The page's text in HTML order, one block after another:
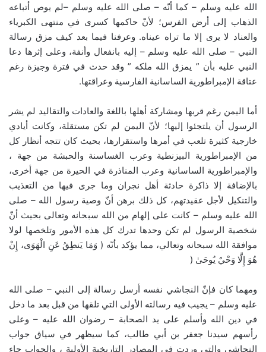
الله عليه وسلم – كما أنّه – صلى الله عليه وسلم –لم يوص أتباعه
الذهاب إلى أرض الفرس؛ لأنّ حاكمها كسرى في منتهى الكبرياء
والعناد لا يرى إلا ما تراه عيناه. وعرفنا فيما بعد كيف مزق رسالة
النبي – صلى الله عليه وسلم – إليه بانفعال وأنفة، وعلى إثرها دعا
النبي عليه بأن ” يمزق الله ملكه ” وقد حدث في فترة وجيزة رغم
عتاقة الإمبراطورية الساسانية الفارسية وعراقتها.
أما اليمن رغم قربها ومشاركة أهلها باللغة والعادات والتقاليد لم يشر
الرسول أن يلتجئوا إليها؛ لأنّ اليمن لم تكن مستقلة، وكانت أيادي
خارجية كثيرة تلعب في أمرها واستقرارها، بحيث كان تتجه أنظار كل
من الإمبراطورية البيزنطية وعرب الغساسنة والحبشة من جهة ،
والإمبراطورية الساسانية وعرب المناذرة في الحيرة من جهة أخرى،
بالإضافة إلا ذاكرة حادثة أهل نجران وما جرى فيها من التعذيب
والتنكيل لأجل عقيدتهم، كل ذلك برهن أنّ وصية رسول الله – صلى
الله عليه وسلم – كانت على إلهام من الله سبحانه وتعالى بحيث أنّ
شخصية الرسول لم تكن وحدها تدرك كل هذه الأمور وتلخصها لولا
موافقة الله سبحانه وتعالي، مما يؤكد بأنّه ( وَمَا يَنطِقُ عَنِ الْهَوَى، إِنْ
هُوَ إِلَّا وَحْيٌ يُوحَىٰ (
ومهما كان فإنّ النجاشي نفسه أرسل رسالة إلى النبي – صلى الله
عليه وسلم – يجيب فيه رسالته الأولى التي تلقها من قبل بعد ما دخل
في دين الله وأسلم على يد الصحابة – رضوان الله عليه – وعلى
رأسهم سيدنا جعفر بن أبي طالب، كما سيظهر في سياق جواب
النجاشي والتي وردت في المصادر التاريخية الأولية ، والجواب جاء